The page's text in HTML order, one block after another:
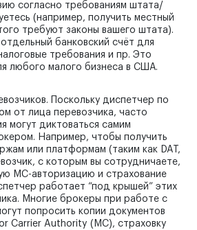
согласно требованиям штата/
(например, получить местный
требуют законы вашего штата).
банковский счёт для
требования и пр. Это
любого малого бизнеса в США.
Поскольку диспетчер по
от лица перевозчика, часто
могут диктоваться самим
Например, чтобы получить
или платформам (таким как DAT,
с которым вы сотрудничаете,
MC-авторизацию и страхование
работает “под крышей” этих
Многие брокеры при работе с
попросить копии документов
Carrier Authority (MC), страховку